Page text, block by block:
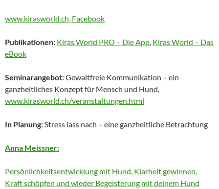
www.kirasworld.ch, Facebook
Publikationen: Kiras World PRO – Die App Kiras World – Das
eBook
Seminarangebot:Gewaltfreie Kommunikation – ein
ganzheitliches Konzept für Mensch und Hund,
www.kirasworld.ch/veranstaltungen.html
In Planung: Stress lass nach – eine ganzheitliche Betrachtung
Anna Meissner:
Persönlichkeitsentwicklung mit Hund, Klarheit gewinnen,
Kraft schöpfen und wieder Begeisterung mit deinem Hund